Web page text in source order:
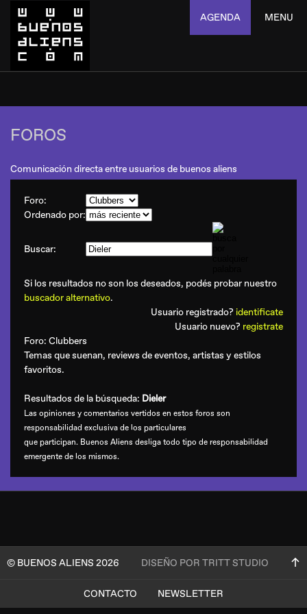
AGENDA MENU
FOROS
Comunicación directa entre usuarios de buenos aliens
Foro:
Ordenado por:
Buscar:
Si los resultados no son los deseados, podés probar nuestro
buscador alternativo.
Usuario registrado? identificate
Usuario nuevo? registrate
Foro: Clubbers
Temas que suenan, reviews de eventos, artistas y estilos
favoritos.
Resultados de la búsqueda: Dieler
Las opiniones y comentarios vertidos en estos foros son
responsabilidad exclusiva de los particulares
que participan. Buenos Aliens desliga todo tipo de responsabilidad
emergente de los mismos.
© BUENOS ALIENS 2026 DISEÑO POR TRITT STUDIO
CONTACTO
NEWSLETTER